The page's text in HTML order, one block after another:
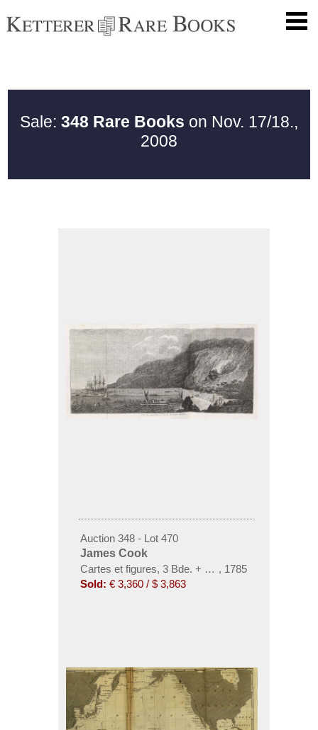
Sale: 348 Rare Books on Nov. 17/18.,
2008
Auction 348 - Lot 470
James Cook
Cartes et figures, 3 Bde. + 4 Bde. Troisieme
, 1785
Sold: € 3,360 / $ 3,863